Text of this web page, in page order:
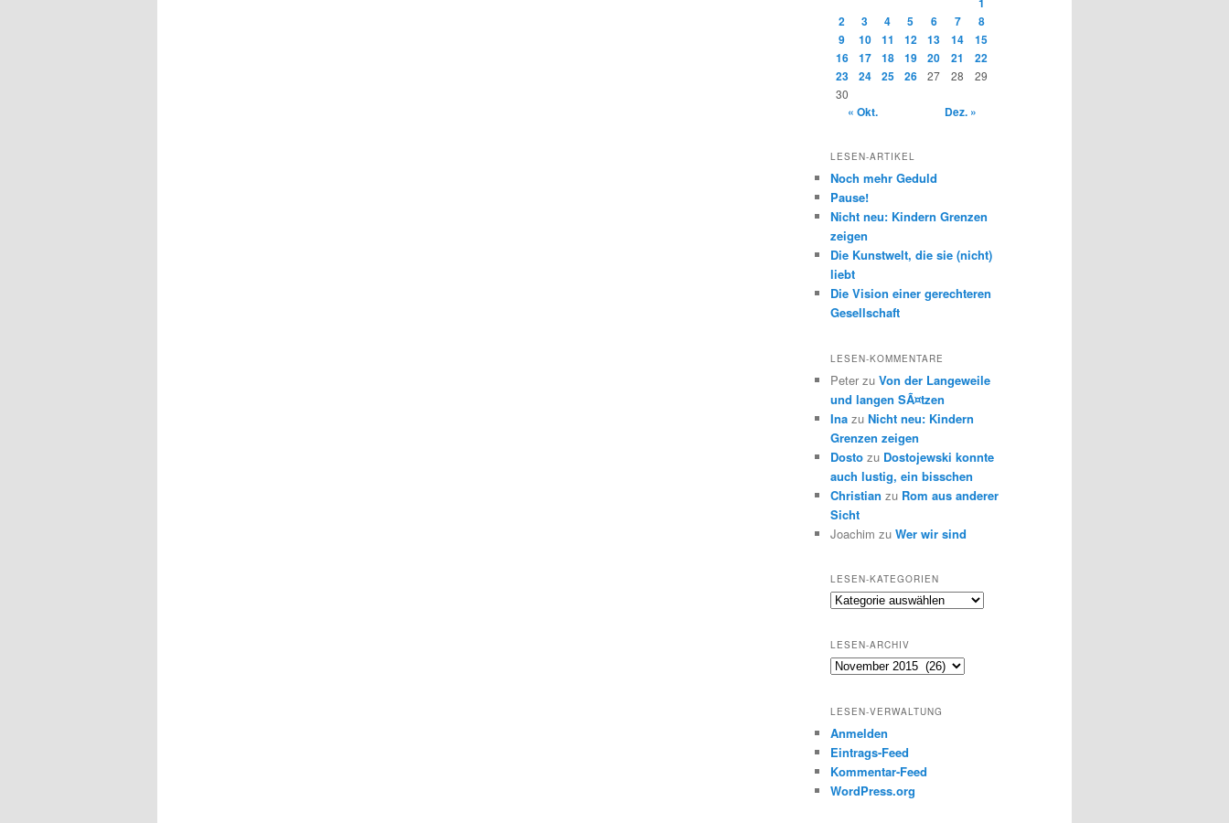
2
3 4 5 6 7
8
9
10 11 12 13 14
15
16
17 18 19 20 21
22
23
24 25 26 27 28
29
30
« Okt. Dez. »
LESEN-ARTIKEL
Noch mehr Geduld
Pause!
Nicht neu: Kindern Grenzen
zeigen
Die Kunstwelt, die sie (nicht)
liebt
Die Vision einer gerechteren
Gesellschaft
LESEN-KOMMENTARE
Peter zu Von der Langeweile
und langen SÃ¤tzen
Ina zu Nicht neu: Kindern
Grenzen zeigen
Dosto zu Dostojewski konnte
auch lustig, ein bisschen
Christian zu Rom aus anderer
Sicht
Joachim zu Wer wir sind
LESEN-KATEGORIEN
Lesen-
LESEN-ARCHIV
Lesen-
LESEN-VERWALTUNG
Anmelden
Eintrags-Feed
Kommentar-Feed
WordPress.org